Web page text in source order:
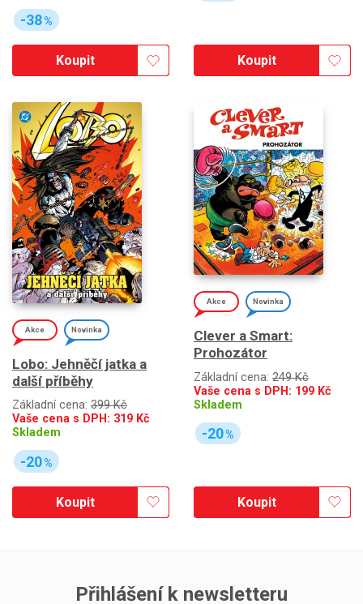
-38%
Koupit Koupit
Akce Novinka
Lobo: Jehněčí jatka a
další příběhy
Základní cena: 399 Kč
Vaše cena s DPH: 319 Kč
Skladem
-20%
Koupit
Akce Novinka
Clever a Smart:
Prohozátor
Základní cena: 249 Kč
Vaše cena s DPH: 199 Kč
Skladem
-20%
Koupit
Přihlášení k newsletteru